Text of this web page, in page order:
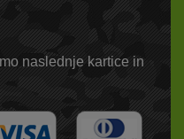
naslednje kartice in